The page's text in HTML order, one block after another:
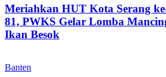
Meriahkan HUT Kota Serang
81, PWKS Gelar Lomba
Ikan Besok
Banten